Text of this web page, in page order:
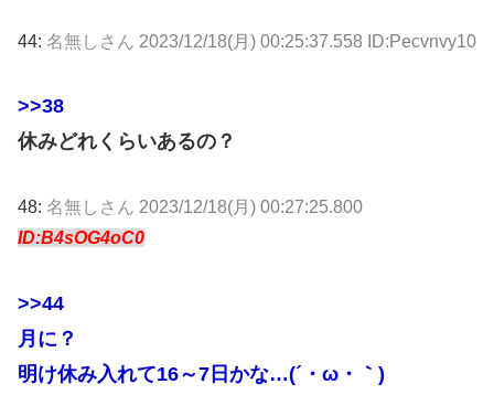
44: 名無しさん 2023/12/18(月) 00:25:37.558 ID:Pecvnvy10
>>38
休みどれくらいあるの？
48: 名無しさん 2023/12/18(月) 00:27:25.800
ID:B4sOG4oC0
>>44
月に？
明け休み入れて16～7日かな…(´・ω・｀)